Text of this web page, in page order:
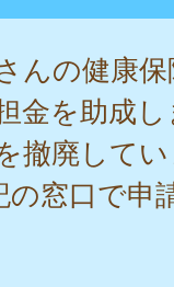
んの健康
金を助成
撤廃して
窓口で申